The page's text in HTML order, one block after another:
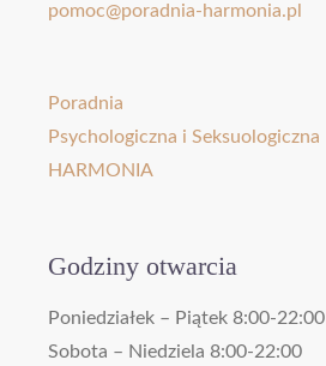
pomoc@poradnia-harmonia.pl
Poradnia
Psychologiczna i Seksuologiczna
HARMONIA
Godziny otwarcia
Poniedziałek – Piątek 8:00-22:00
Sobota – Niedziela 8:00-22:00